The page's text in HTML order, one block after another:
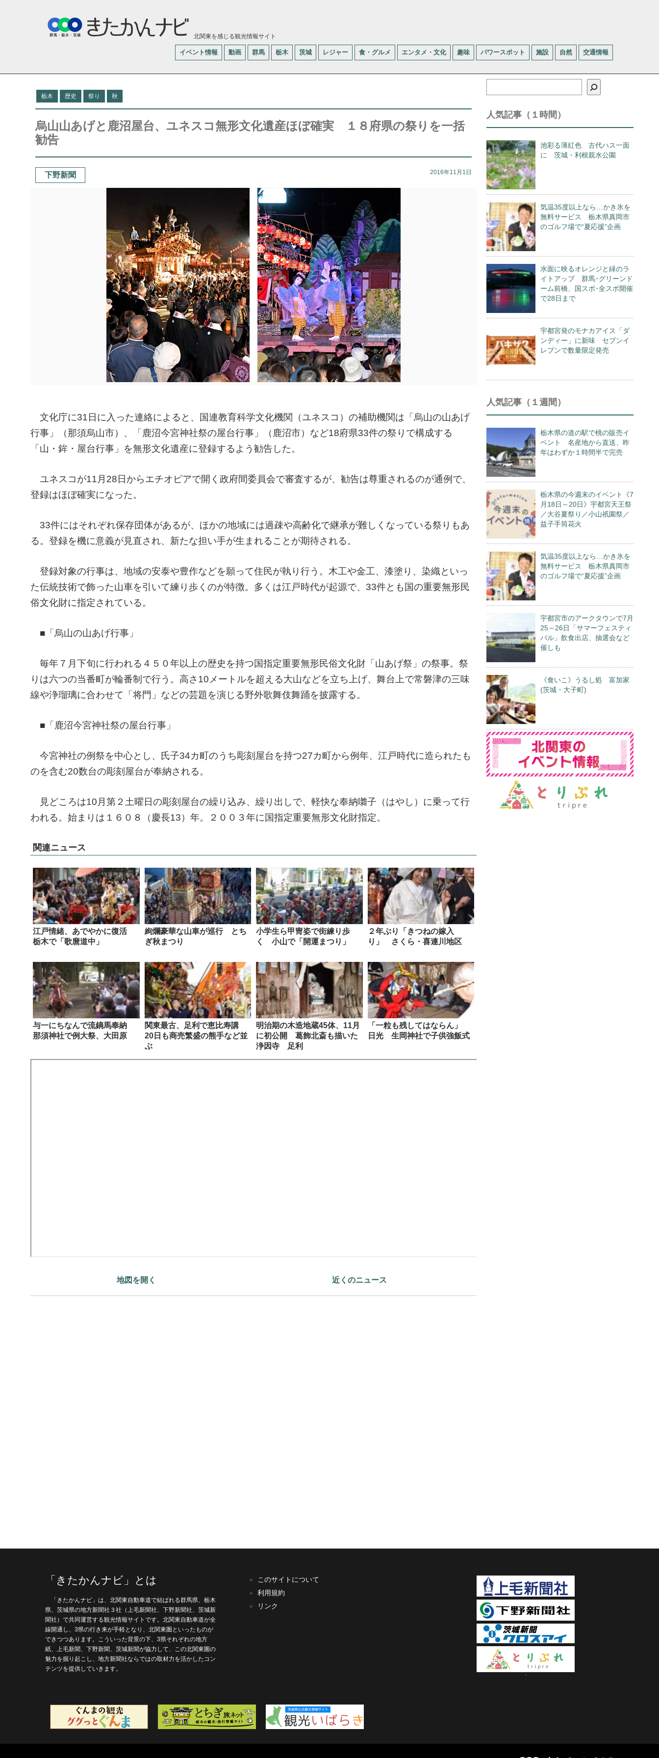
北関東を感じる観光情報サイト
イベント情報 動画 群馬 栃木 茨城 レジャー 食・グルメ エンタメ・文化 趣味 パワースポット 施設 自然 交通情報
栃木 歴史 祭り 秋
烏山山あげと鹿沼屋台、ユネスコ無形文化遺産ほぼ確実 １８府県の祭りを一括
勧告
下野新聞 2016年11月1日
文化庁に31日に入った連絡によると、国連教育科学文化機関（ユネスコ）の補助機関は「烏山の山あげ
行事」（那須烏山市）、「鹿沼今宮神社祭の屋台行事」（鹿沼市）など18府県33件の祭りで構成する
「山・鉾・屋台行事」を無形文化遺産に登録するよう勧告した。
ユネスコが11月28日からエチオピアで開く政府間委員会で審査するが、勧告は尊重されるのが通例で、
登録はほぼ確実になった。
33件にはそれぞれ保存団体があるが、ほかの地域には過疎や高齢化で継承が難しくなっている祭りもあ
る。登録を機に意義が見直され、新たな担い手が生まれることが期待される。
登録対象の行事は、地域の安泰や豊作などを願って住民が執り行う。木工や金工、漆塗り、染織といっ
た伝統技術で飾った山車を引いて練り歩くのが特徴。多くは江戸時代が起源で、33件とも国の重要無形民
俗文化財に指定されている。
■「烏山の山あげ行事」
毎年７月下旬に行われる４５０年以上の歴史を持つ国指定重要無形民俗文化財「山あげ祭」の祭事。祭
りは六つの当番町が輪番制で行う。高さ10メートルを超える大山などを立ち上げ、舞台上で常磐津の三味
線や浄瑠璃に合わせて「将門」などの芸題を演じる野外歌舞伎舞踊を披露する。
■「鹿沼今宮神社祭の屋台行事」
今宮神社の例祭を中心とし、氏子34カ町のうち彫刻屋台を持つ27カ町から例年、江戸時代に造られたも
のを含む20数台の彫刻屋台が奉納される。
見どころは10月第２土曜日の彫刻屋台の繰り込み、繰り出しで、軽快な奉納囃子（はやし）に乗って行
われる。始まりは１６０８（慶長13）年。２００３年に国指定重要無形文化財指定。
関連ニュース
江戸情緒、あでやかに復活
栃木で「歌麿道中」
絢爛豪華な山車が巡行 とち
ぎ秋まつり
小学生ら甲冑姿で街練り歩
く 小山で「開運まつり」
２年ぶり「きつねの嫁入
り」 さくら・喜連川地区
与一にちなんで流鏑馬奉納
那須神社で例大祭、大田原
関東最古、足利で恵比寿講
20日も商売繁盛の熊手など並
ぶ
明治期の木造地蔵45体、11月
に初公開 葛飾北斎も描いた
浄因寺 足利
「一粒も残してはならん」
日光 生岡神社で子供強飯式
地図を開く 近くのニュース
索
人気記事（１時間）
池彩る薄紅色 古代ハス一面
に 茨城・利根親水公園
気温35度以上なら…かき氷を
無料サービス 栃木県真岡市
のゴルフ場で“夏応援”企画
水面に映るオレンジと緑のラ
イトアップ 群馬･グリーンド
ーム前橋、国スポ･全スポ開催
で28日まで
宇都宮発のモナカアイス「ダ
ンディー」に新味 セブンイ
レブンで数量限定発売
人気記事（１週間）
栃木県の道の駅で桃の販売イ
ベント 名産地から直送、昨
年はわずか１時間半で完売
栃木県の今週末のイベント《7
月18日～20日》宇都宮天王祭
／大谷夏祭り／小山祇園祭／
益子手筒花火
気温35度以上なら…かき氷を
無料サービス 栃木県真岡市
のゴルフ場で“夏応援”企画
宇都宮市のアークタウンで7月
25～26日「サマーフェスティ
バル」飲食出店、抽選会など
催しも
《食いこ》うるし処 富加家
(茨城・大子町)
「きたかんナビ」とは
「きたかんナビ」は、北関東自動車道で結ばれる群馬県、栃木
県、茨城県の地方新聞社３社（上毛新聞社、下野新聞社、茨城新
聞社）で共同運営する観光情報サイトです。北関東自動車道が全
線開通し、3県の行き来が手軽となり、北関東圏といったものが
できつつあります。こういった背景の下、3県それぞれの地方
紙、上毛新聞、下野新聞、茨城新聞が協力して、この北関東圏の
魅力を掘り起こし、地方新聞社ならではの取材力を活かしたコン
テンツを提供していきます。
このサイトについて
利用規約
リンク